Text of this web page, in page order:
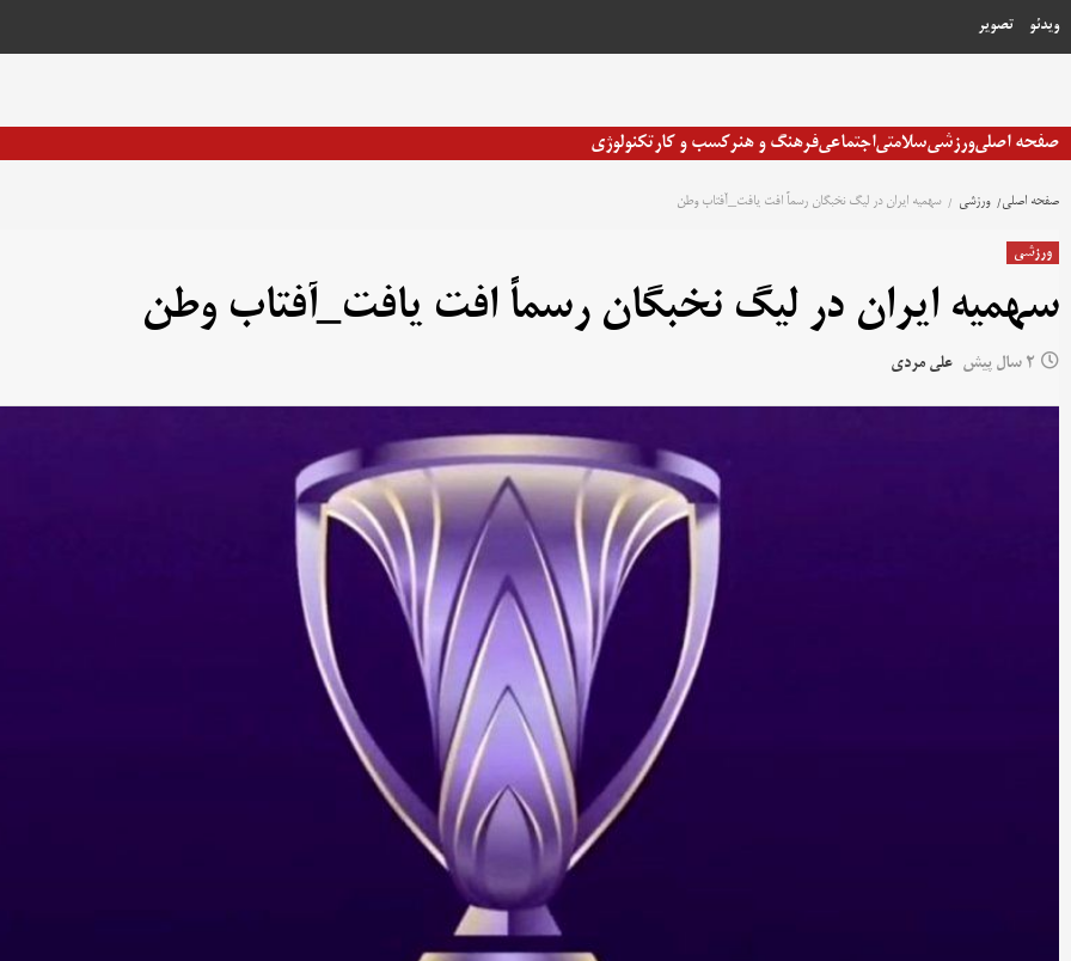
به
ویدئو تصویر
صفحه اصلیورزشیسلامتیاجتماعیفرهنگ و هنرکسب و کارتکنولوژی
صفحه اصلی ورزشی سهمیه ایران در لیگ نخبگان رسماً افت یافت_آفتاب وطن
ورزشی
سهمیه ایران در لیگ نخبگان رسماً افت یافت_آفتاب وطن
2 سال پیش علی مردی